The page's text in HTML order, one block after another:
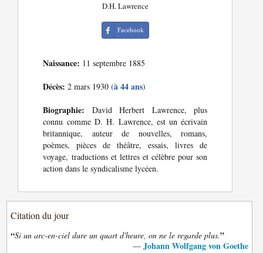
D.H. Lawrence
Facebook
Naissance: 11 septembre 1885
Décès: 2 mars 1930(à 44 ans)
Biographie: David Herbert Lawrence, plus
connu comme D. H. Lawrence, est un écrivain
britannique, auteur de nouvelles, romans,
poèmes, pièces de théâtre, essais, livres de
voyage, traductions et lettres et célèbre pour son
action dans le syndicalisme lycéen.
Citation du jour
“Si un arc-en-ciel dure un quart d'heure, on ne le regarde plus.”
— Johann Wolfgang von Goethe